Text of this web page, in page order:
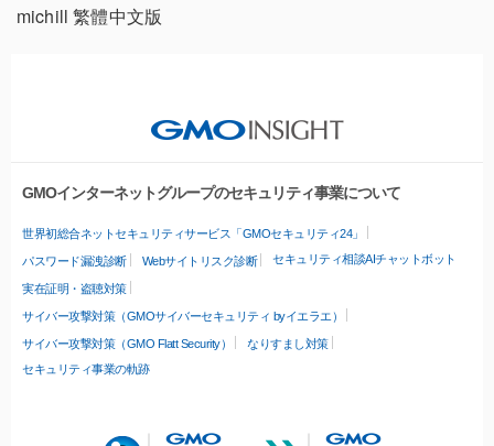
michill 繁體中文版
GMOインターネットグループのセキュリティ事業について
世界初総合ネットセキュリティサービス「GMOセキュリティ24」
パスワード漏洩診断 Webサイトリスク診断 セキュリティ相談AIチャットボット
実在証明・盗聴対策
サイバー攻撃対策（GMOサイバーセキュリティ byイエラエ）
サイバー攻撃対策（GMO Flatt Security）
なりすまし対策
セキュリティ事業の軌跡